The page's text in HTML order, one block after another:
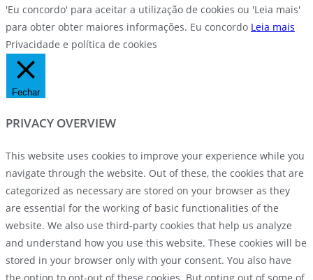
'Eu concordo' para aceitar a utilização de cookies ou 'Leia mais'
para obter obter maiores informações. Eu concordo Leia mais
Privacidade e política de cookies
Fechar
PRIVACY OVERVIEW
This website uses cookies to improve your experience while you
navigate through the website. Out of these, the cookies that are
categorized as necessary are stored on your browser as they
are essential for the working of basic functionalities of the
website. We also use third-party cookies that help us analyze
and understand how you use this website. These cookies will be
stored in your browser only with your consent. You also have
the option to opt-out of these cookies. But opting out of some of